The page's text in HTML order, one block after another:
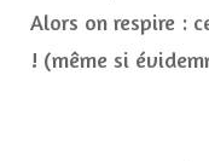
Alors on respire :
! (même si